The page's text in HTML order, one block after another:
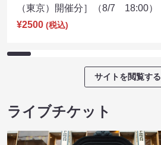
（東京）開催分］（8/7 18:00）
¥2500 (税込)
サイトを閲覧する
ライブチケット